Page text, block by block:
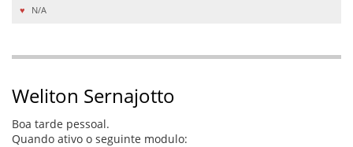
N/A
Weliton Sernajotto
Boa tarde pessoal.
Quando ativo o seguinte modulo: